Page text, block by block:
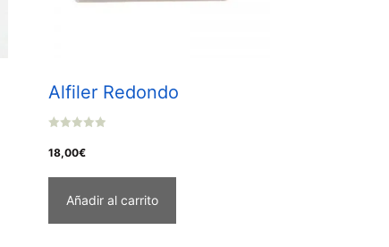
Alfiler Redondo
o
u
o
18,00€
Añadir al carrito